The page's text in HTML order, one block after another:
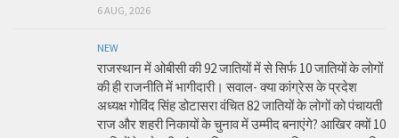
6 AUG, 2026
NEW
राजस्थान में ओबीसी की 92 जातियों में से सिर्फ 10 जातियों के लोगों
की ही राजनीति में भागीदारी। सवाल- क्या कांग्रेस के प्रदेश
अध्यक्ष गोविंद सिंह डोटासरा वंचित 82 जातियों के लोगों को पंचायती
राज और शहरी निकायों के चुनाव में उम्मीद बनाएंगे? आखिर क्यों 10